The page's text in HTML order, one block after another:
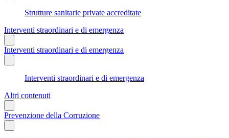
Strutture sanitarie private accreditate
Interventi straordinari e di emergenza
Interventi straordinari e di emergenza
Interventi straordinari e di emergenza
Altri contenuti
Prevenzione della Corruzione